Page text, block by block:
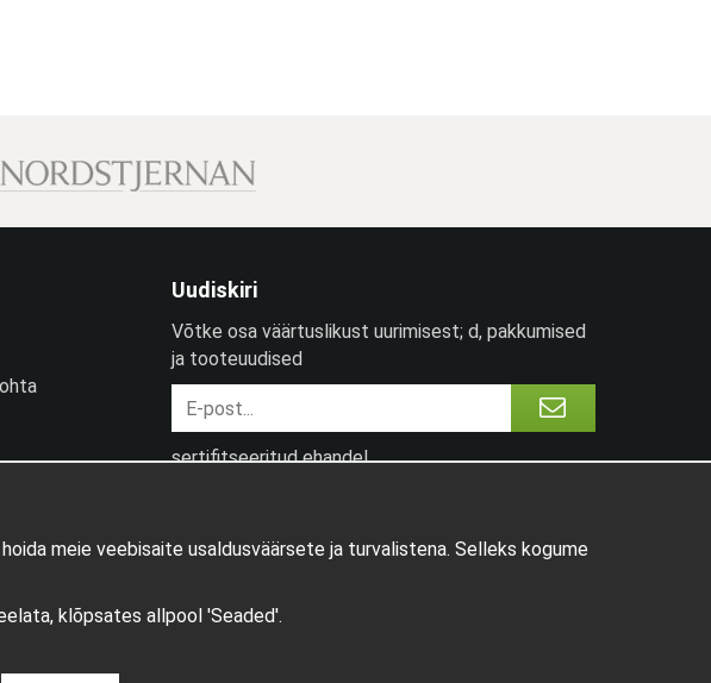
Uudiskiri
Võtke osa väärtuslikust uurimisest; d, pakkumised
ja tooteuudised
sertifitseeritud ehandel
meie veebisaite usaldusväärsete ja turvalistena. Selleks kogume
klõpsates allpool 'Seaded'.